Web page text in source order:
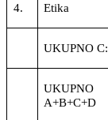
4. Etika
UKUPNO C:
UKUPNO
A+B+C+D